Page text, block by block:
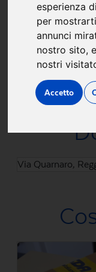
esperienza
per
annunci
nostro sito,
nostri
Accetto
Viale
Via Quarnaro,